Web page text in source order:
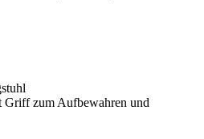
Griff zum Aufbewahren und